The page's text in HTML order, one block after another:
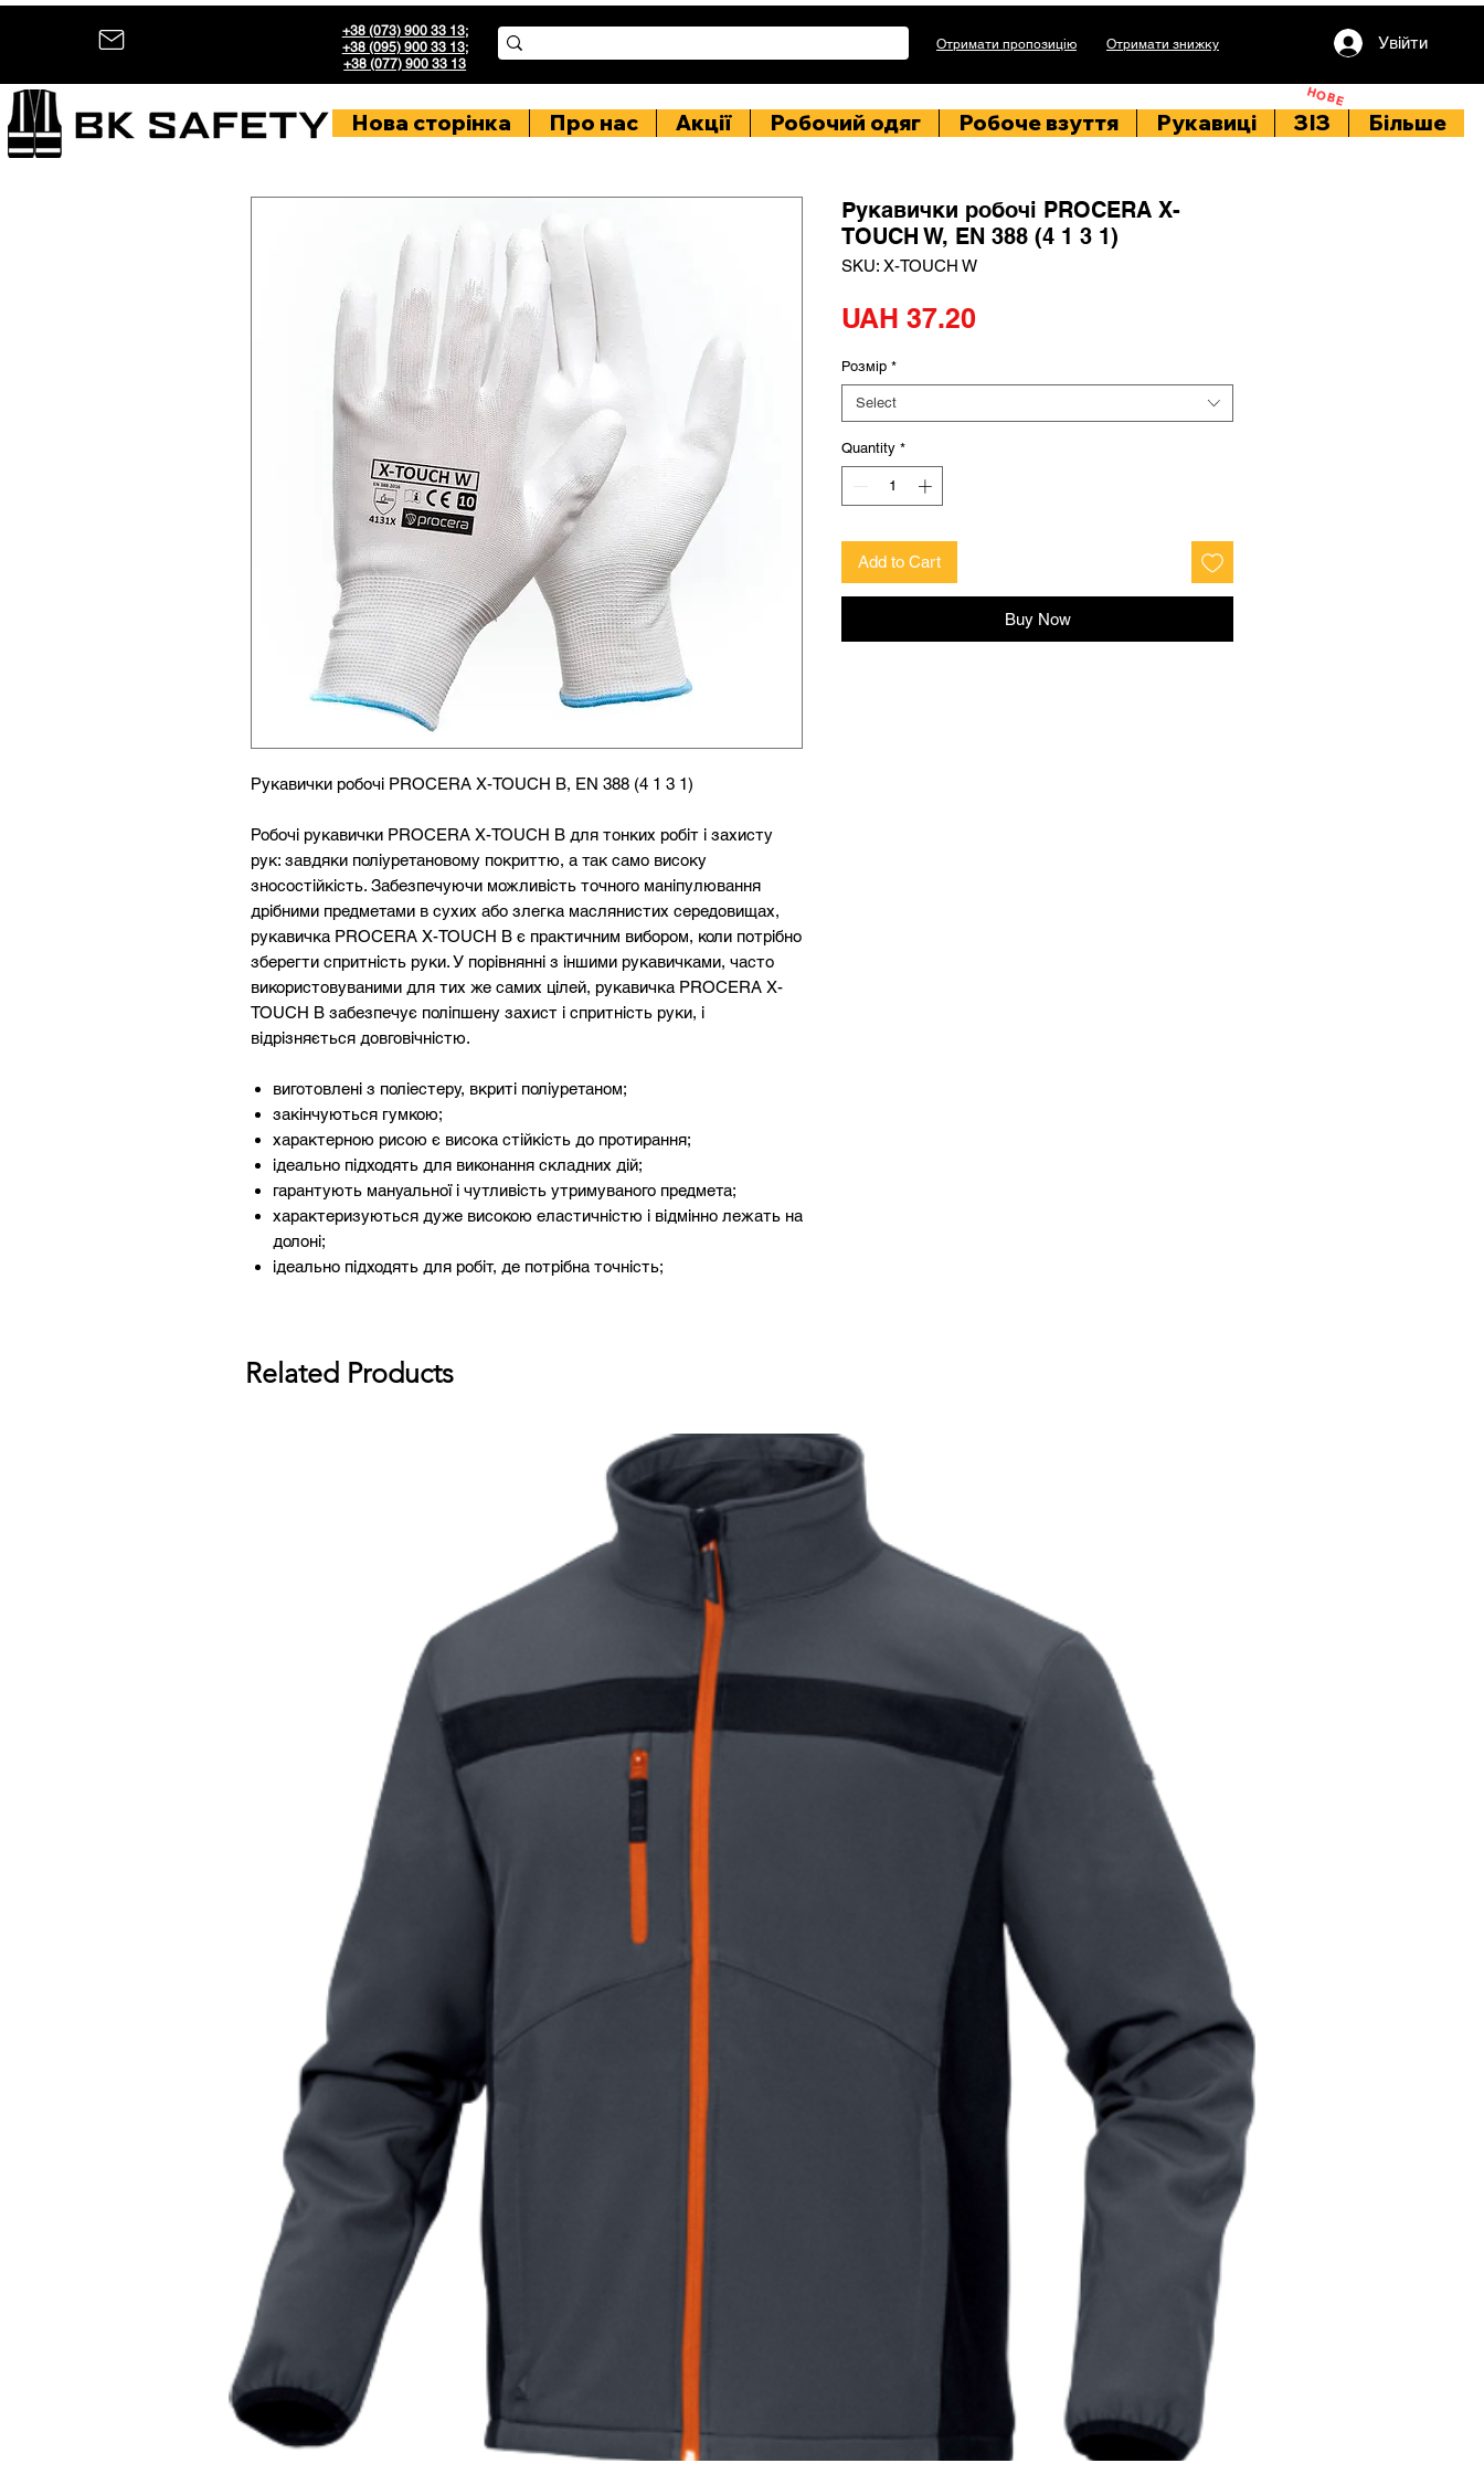
+38 (073) 900 33 13;
+38 (095) 900 33 13;
+38 (077) 900 33 13
Отримати пропозицію Отримати знижку Увійти
НОВЕ
Нова сторінка Про нас Акції Робочий одяг Робоче взуття Рукавиці ЗІЗ Більше
Рукавички робочі PROCERA X-TOUCH B, EN 388 (4 1 3 1)
Робочі рукавички PROCERA X-TOUCH B для тонких робіт і захисту
рук: завдяки поліуретановому покриттю, а так само високу
зносостійкість. Забезпечуючи можливість точного маніпулювання
дрібними предметами в сухих або злегка маслянистих середовищах,
рукавичка PROCERA X-TOUCH B є практичним вибором, коли потрібно
зберегти спритність руки. У порівнянні з іншими рукавичками, часто
використовуваними для тих же самих цілей, рукавичка PROCERA X-
TOUCH B забезпечує поліпшену захист і спритність руки, і
відрізняється довговічністю.
виготовлені з поліестеру, вкриті поліуретаном;
закінчуються гумкою;
характерною рисою є висока стійкість до протирання;
ідеально підходять для виконання складних дій;
гарантують мануальної і чутливість утримуваного предмета;
характеризуються дуже високою еластичністю і відмінно лежать на
долоні;
ідеально підходять для робіт, де потрібна точність;
Рукавички робочі PROCERA X-
TOUCH W, EN 388 (4 1 3 1)
SKU: X-TOUCH W
UAH 37.20
Розмір *
Select
Quantity *
Add to Cart
Buy Now
Related Products